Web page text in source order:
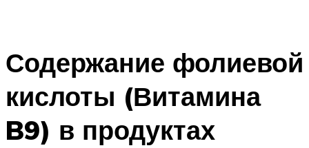
Содержание фолиевой
кислоты (Витамина
B9) в продуктах